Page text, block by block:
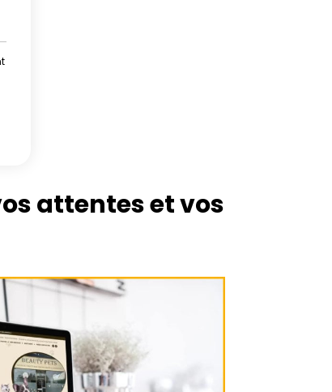
attentes et vos